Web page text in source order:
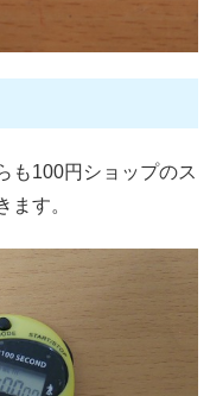
も100円ショップのス
ます。